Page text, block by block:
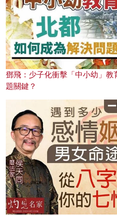
鄧飛：少子化衝擊「中小幼」教
題關鍵？